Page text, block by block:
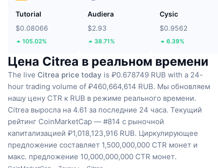
Tutorial
$0.08066
105.02%
Audiera
$2.93
38.71%
Cysic
$0.9562
6.39%
Цена Citrea в реальном времени
The live Citrea price today is ₽0.678749 RUB with a 24-
hour trading volume of ₽460,664,614 RUB. Мы обновляем
нашу цену CTR к RUB в режиме реального времени.
Citrea выросла на 4.61 за последние 24 часа. Текущий
рейтинг CoinMarketCap — #814 с рыночной
капитализацией ₽1,018,123,916 RUB. Циркулирующее
предложение составляет 1,500,000,000 CTR монет и
макс. предложение 10,000,000,000 CTR монет.